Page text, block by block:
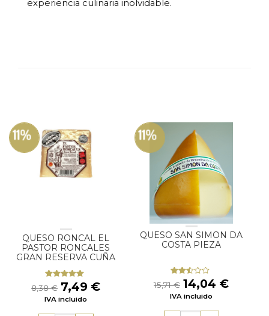
experiencia culinaria inolvidable.
11%
QUESO RONCAL EL
PASTOR RONCALES
GRAN RESERVA CUÑA
Valorado
con
5.00
de
5
8,38€ El
precio
7,49 €El
IVA incluido
11%
QUESO SAN SIMON DA
COSTA PIEZA
Valorado
con
2.33
15,71€ El
precio
14,04 €El
IVA incluido